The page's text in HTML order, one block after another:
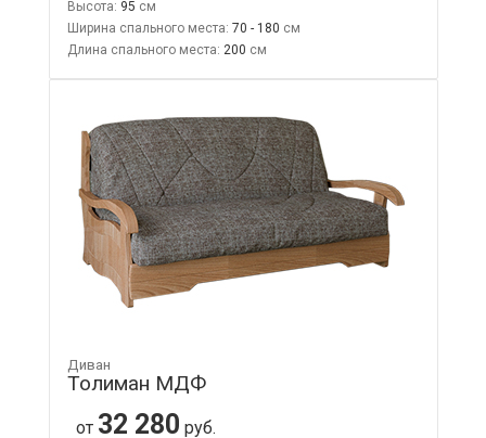
Высота: 95
Ширина спального места: 70 - 180
Длина спального места: 200
Диван
Толиман МДФ
от 32 280 руб.